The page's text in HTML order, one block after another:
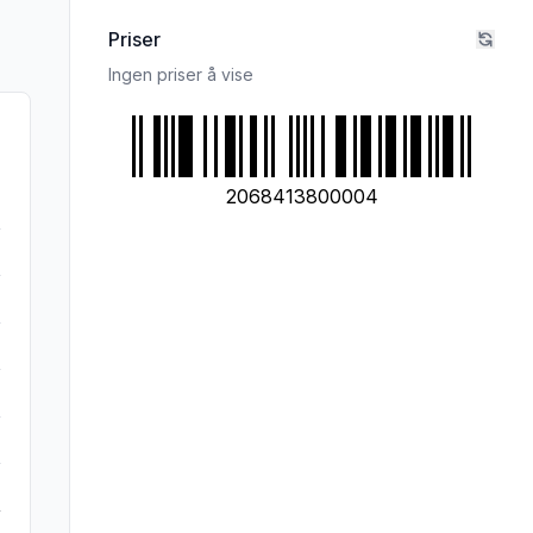
Priser
Ingen priser å vise
2068413800004